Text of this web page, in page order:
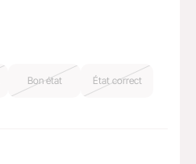
Bon état État correct